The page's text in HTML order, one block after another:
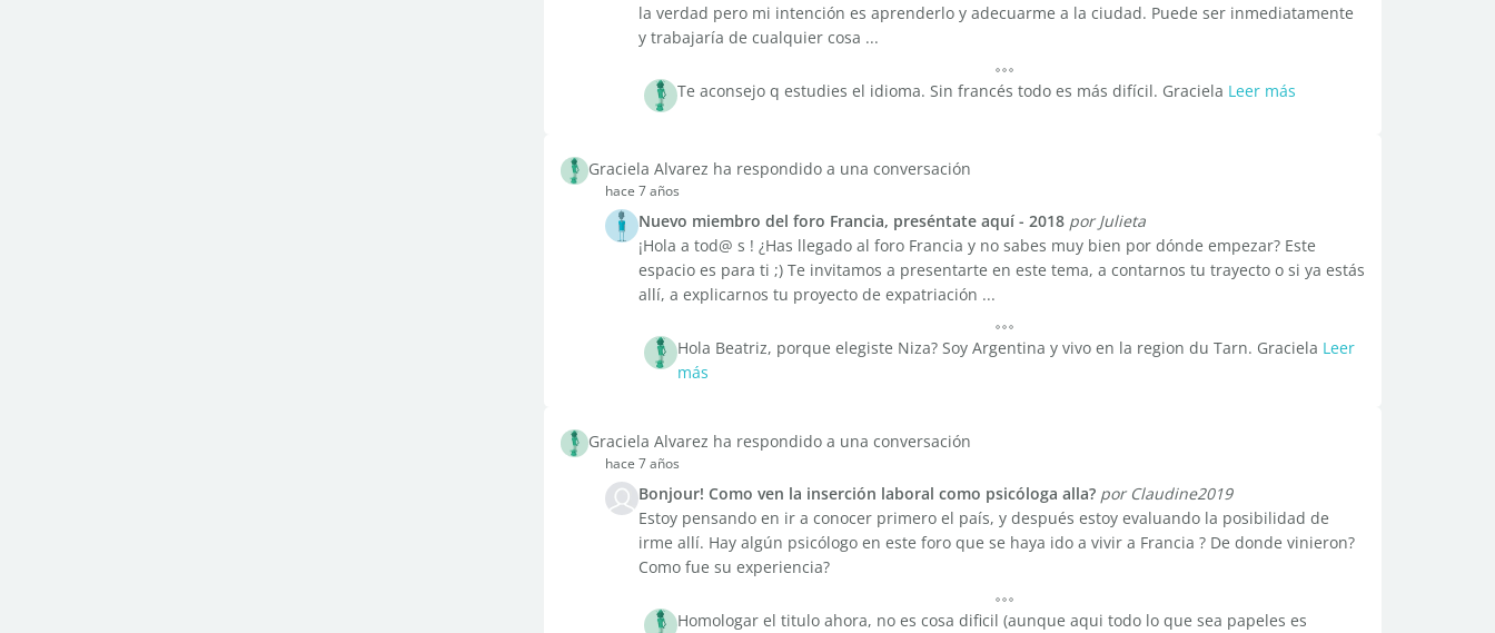
la verdad pero mi intención es aprenderlo y adecuarme a la ciudad. Puede ser inmediatamente
y trabajaría de cualquier cosa ...
Te aconsejo q estudies el idioma. Sin francés todo es más difícil. Graciela Leer más
Graciela Alvarez ha respondido a una conversación
hace 7 años
Nuevo miembro del foro Francia, preséntate aquí - 2018 por Julieta
¡Hola a tod@ s ! ¿Has llegado al foro Francia y no sabes muy bien por dónde empezar? Este
espacio es para ti ;) Te invitamos a presentarte en este tema, a contarnos tu trayecto o si ya estás
allí, a explicarnos tu proyecto de expatriación ...
Hola Beatriz, porque elegiste Niza? Soy Argentina y vivo en la region du Tarn. Graciela Leer
más
Graciela Alvarez ha respondido a una conversación
hace 7 años
Bonjour! Como ven la inserción laboral como psicóloga alla? por Claudine2019
Estoy pensando en ir a conocer primero el país, y después estoy evaluando la posibilidad de
irme allí. Hay algún psicólogo en este foro que se haya ido a vivir a Francia ? De donde vinieron?
Como fue su experiencia?
Homologar el titulo ahora, no es cosa dificil (aunque aqui todo lo que sea papeles es